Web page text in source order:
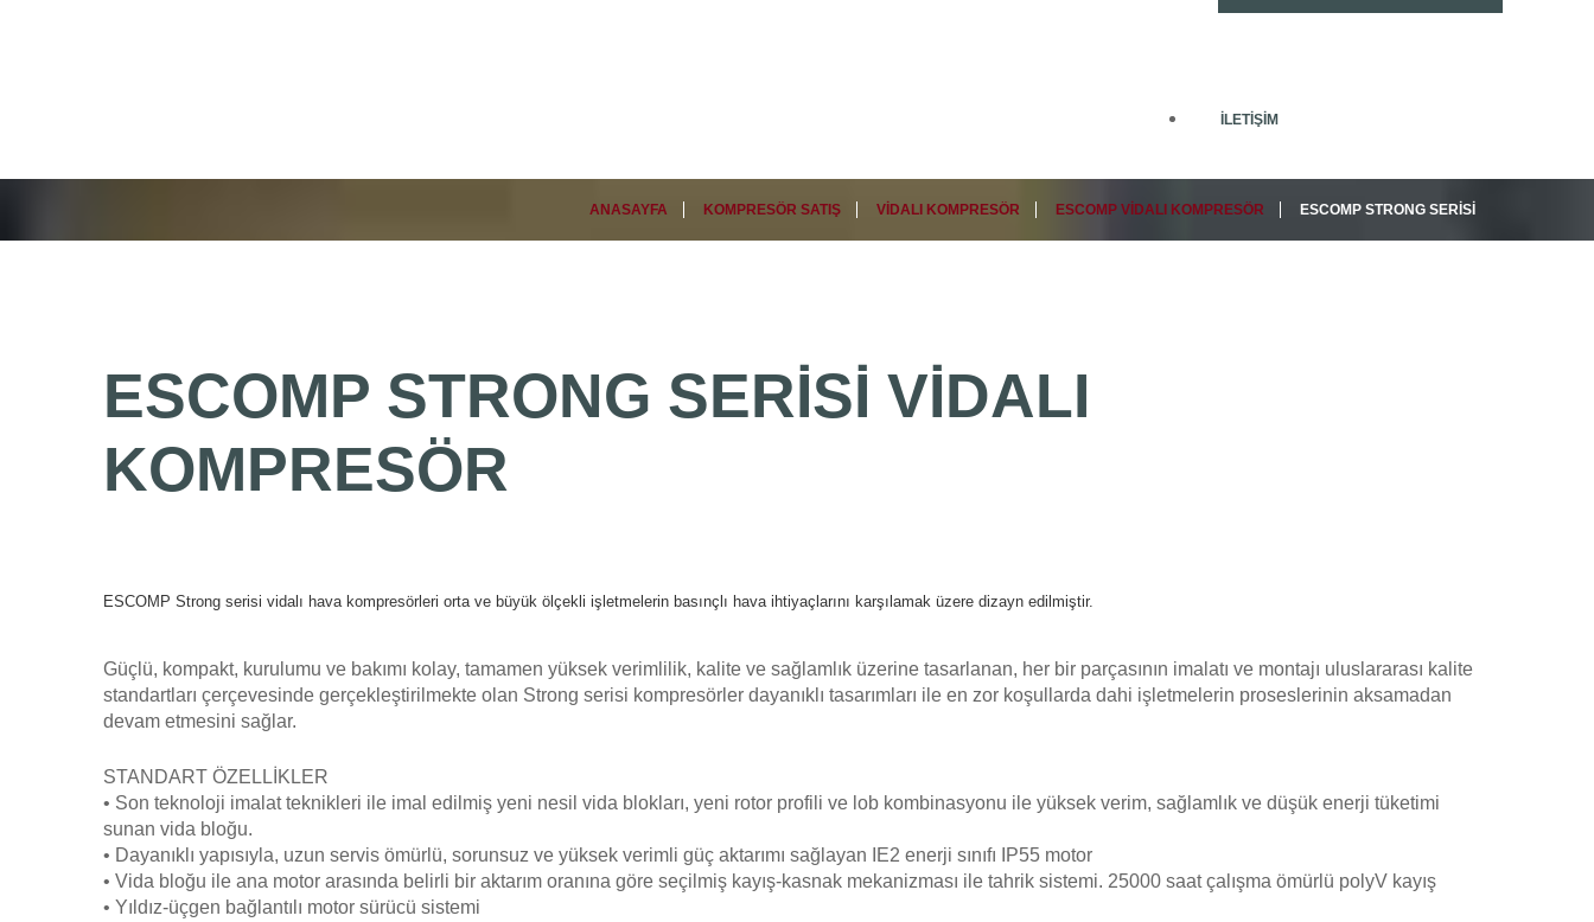
İLETIŞIM
ANASAYFA KOMPRESÖR SATIŞ VIDALI KOMPRESÖR ESCOMP VIDALI KOMPRESÖR ESCOMP STRONG SERISI
ESCOMP STRONG SERISI VIDALI
KOMPRESÖR
ESCOMP Strong serisi vidalı hava kompresörleri orta ve büyük ölçekli işletmelerin basınçlı hava ihtiyaçlarını karşılamak üzere dizayn edilmiştir.
Güçlü, kompakt, kurulumu ve bakımı kolay, tamamen yüksek verimlilik, kalite ve sağlamlık üzerine tasarlanan, her bir parçasının imalatı ve montajı uluslararası kalite
standartları çerçevesinde gerçekleştirilmekte olan Strong serisi kompresörler dayanıklı tasarımları ile en zor koşullarda dahi işletmelerin proseslerinin aksamadan
devam etmesini sağlar.
STANDART ÖZELLİKLER
• Son teknoloji imalat teknikleri ile imal edilmiş yeni nesil vida blokları, yeni rotor profili ve lob kombinasyonu ile yüksek verim, sağlamlık ve düşük enerji tüketimi
sunan vida bloğu.
• Dayanıklı yapısıyla, uzun servis ömürlü, sorunsuz ve yüksek verimli güç aktarımı sağlayan IE2 enerji sınıfı IP55 motor
• Vida bloğu ile ana motor arasında belirli bir aktarım oranına göre seçilmiş kayış-kasnak mekanizması ile tahrik sistemi. 25000 saat çalışma ömürlü polyV kayış
• Yıldız-üçgen bağlantılı motor sürücü sistemi